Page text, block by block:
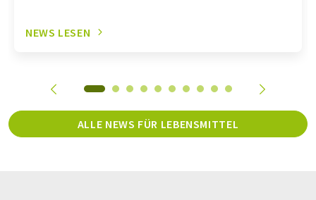
NEWS LESEN
ALLE NEWS FÜR LEBENSMITTEL